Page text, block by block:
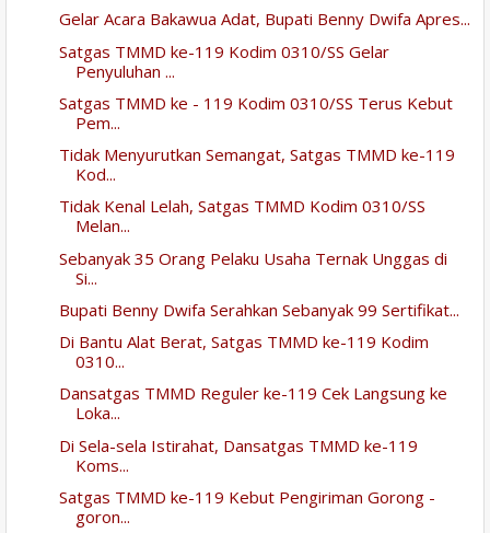
Gelar Acara Bakawua Adat, Bupati Benny Dwifa Apres...
Satgas TMMD ke-119 Kodim 0310/SS Gelar
Penyuluhan ...
Satgas TMMD ke - 119 Kodim 0310/SS Terus Kebut
Pem...
Tidak Menyurutkan Semangat, Satgas TMMD ke-119
Kod...
Tidak Kenal Lelah, Satgas TMMD Kodim 0310/SS
Melan...
Sebanyak 35 Orang Pelaku Usaha Ternak Unggas di
Si...
Bupati Benny Dwifa Serahkan Sebanyak 99 Sertifikat...
Di Bantu Alat Berat, Satgas TMMD ke-119 Kodim
0310...
Dansatgas TMMD Reguler ke-119 Cek Langsung ke
Loka...
Di Sela-sela Istirahat, Dansatgas TMMD ke-119
Koms...
Satgas TMMD ke-119 Kebut Pengiriman Gorong -
goron...